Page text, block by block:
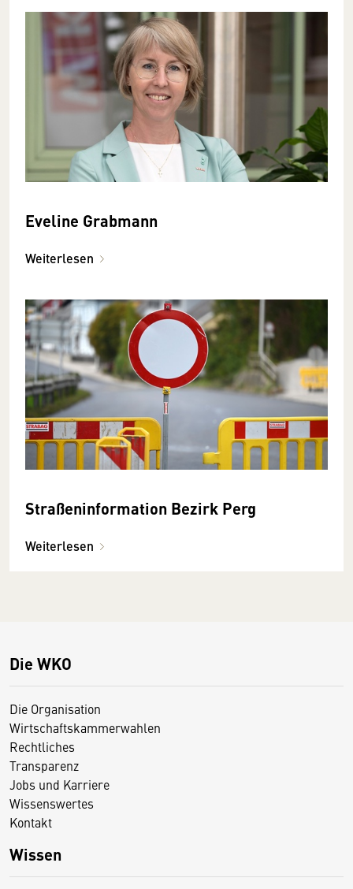
Eveline Grabmann
Weiterlesen
Straßeninformation Bezirk Perg
Weiterlesen
Die WKO
Die Organisation
Wirtschaftskammerwahlen
Rechtliches
Transparenz
Jobs und Karriere
Wissenswertes
Kontakt
Wissen